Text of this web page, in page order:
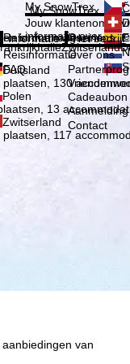
My SnowTrex
My SnowTrex
Jouw
informatie over je
Kies
ItaliëZwitserland
Duitsland
plaatsen, 130
Polen
13
Zwitserland
plaatsen, 117
in ons magazine
Informatie
Reisinformatie
Reisinformatie
FAQ
Het bedrijf
Over ons
Over ons
Cadeaubon
Contact
van